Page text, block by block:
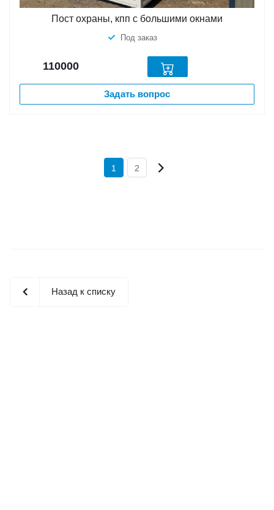
Пост охраны, кпп с большими окнами
Под заказ
110000
Задать вопрос
1 2
Назад к списку